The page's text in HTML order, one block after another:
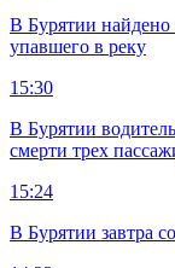
В Бурятии найдено
упавшего в реку
15:30
В Бурятии
смерти трех
15:24
В Бурятии завтра